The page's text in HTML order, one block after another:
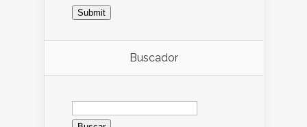
Buscador
Buscar: